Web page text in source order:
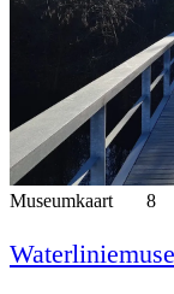
Museumkaart 8